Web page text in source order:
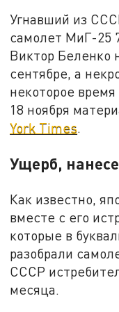
Угнавший из
самолет МиГ-25
Виктор Беленко
сентябре, а
некоторое
18 ноября
York Times.
Ущерб,
Как известно,
вместе с его
которые в
разобрали
СССР
месяца.